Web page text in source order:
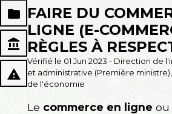
folder
account_balance
report_problem
FAIRE DU
LIGNE (E-
RÈGLES À
Vérifié le 01 Jun 2023 - Direction de
et administrative (Première
de l'économie
Le commerce en ligne ou